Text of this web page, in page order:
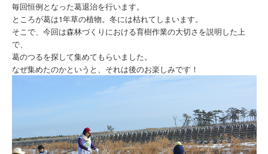
毎回恒例となった葛退治を行います。
ところが葛は1年草の植物。冬には枯れてしまいます。
そこで、今回は森林づくりにおける育樹作業の大切さを説明した上
で、
葛のつるを探して集めてもらいました。
なぜ集めたのかというと、それは後のお楽しみです！